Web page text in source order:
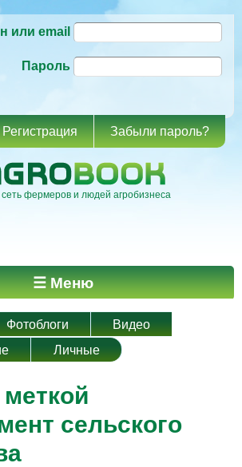
основному
или email
Пароль
Регистрация Забыли пароль?
фермеров и людей агробизнеса
☰ Меню
Фотоблоги
Видео
Личные
сельского